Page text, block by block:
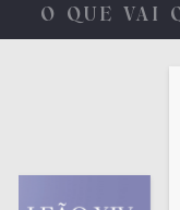
O QUE VAI